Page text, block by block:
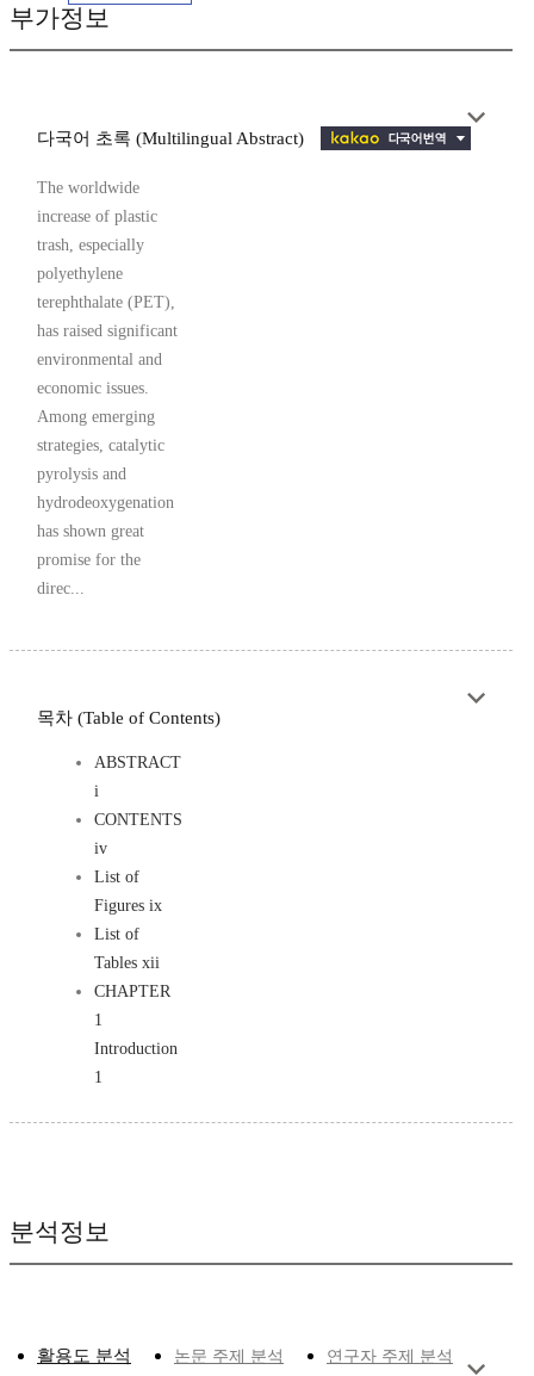
부가정보
다국어 초록 (Multilingual Abstract)
The worldwide
increase of plastic
trash, especially
polyethylene
terephthalate (PET),
has raised significant
environmental and
economic issues.
Among emerging
strategies, catalytic
pyrolysis and
hydrodeoxygenation
has shown great
promise for the
direc...
목차 (Table of Contents)
ABSTRACT
i
CONTENTS
iv
List of
Figures ix
List of
Tables xii
CHAPTER
1
Introduction
1
분석정보
활용도 분석 논문 주제 분석 연구자 주제 분석